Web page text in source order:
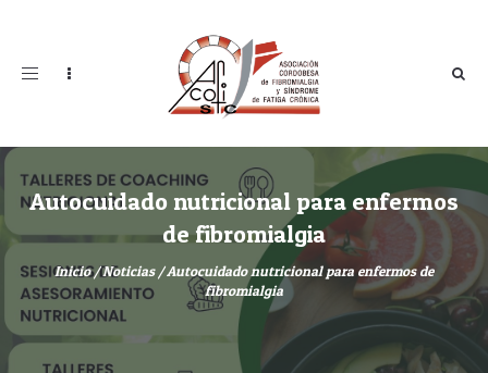
Toggle
Autocuidado nutricional para enfermos
de fibromialgia
Inicio/Noticias/Autocuidado nutricional para enfermos de
fibromialgia